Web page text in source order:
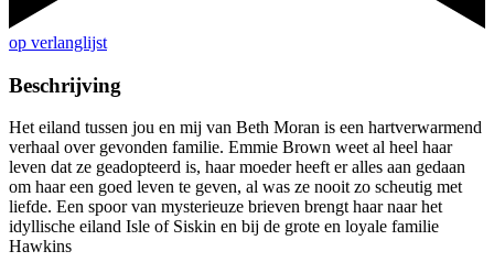
op verlanglijst
Beschrijving
Het eiland tussen jou en mij van Beth Moran is een hartverwarmend
verhaal over gevonden familie. Emmie Brown weet al heel haar
leven dat ze geadopteerd is, haar moeder heeft er alles aan gedaan
om haar een goed leven te geven, al was ze nooit zo scheutig met
liefde. Een spoor van mysterieuze brieven brengt haar naar het
idyllische eiland Isle of Siskin en bij de grote en loyale familie
Hawkins